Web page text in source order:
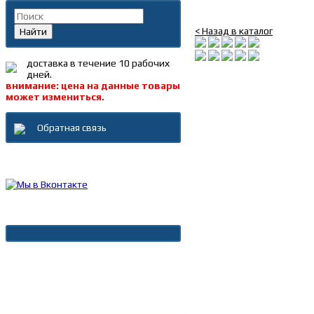
< Назад в каталог
Найти
доставка в течение 10 рабочих
дней.
внимание: цена на данные товары
может измениться.
Обратная связь